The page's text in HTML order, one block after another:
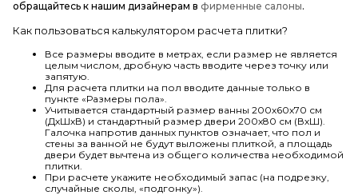
обращайтесь к нашим дизайнерам в фирменные салоны.
Как пользоваться калькулятором расчета плитки?
Все размеры вводите в метрах, если размер не является
целым числом, дробную часть вводите через точку или
запятую.
Для расчета плитки на пол вводите данные только в
пункте «Размеры пола».
Учитывается стандартный размер ванны 200х60х70 см
(ДхШхВ) и стандартный размер двери 200х80 см (ВхШ).
Галочка напротив данных пунктов означает, что пол и
стены за ванной не будут выложены плиткой, а площадь
двери будет вычтена из общего количества необходимой
плитки.
При расчете укажите необходимый запас (на подрезку,
случайные сколы, «подгонку»).